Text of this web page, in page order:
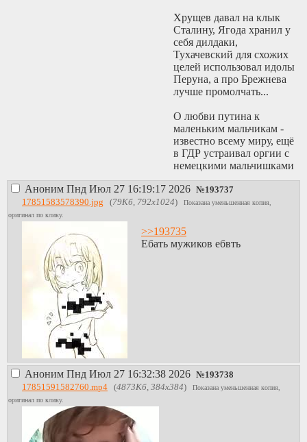
Хрущев давал на клык
Сталину, Ягода хранил у
себя дилдаки,
Тухачевский для схожих
целей использовал идолы
Перуна, а про Брежнева
лучше промолчать...
О любви путина к
маленьким мальчикам -
известно всему миру, ещё
в ГДР устраивал оргии с
немецкими мальчишками
Я это к тому, что как
МУЖИК как РУССКИЙ
обязан быть пидорасом,
никак иначе.
Аноним Пнд Июл 27 16:19:17 2026 №193737
17851583578390.jpg (79Кб, 792x1024)
Показана уменьшенная копия,
оригинал по клику.
>>193735
Ебать мужиков ебвть
Аноним Пнд Июл 27 16:32:38 2026 №193738
17851591582760.mp4 (4873Кб, 384x384)
Показана уменьшенная копия,
оригинал по клику.